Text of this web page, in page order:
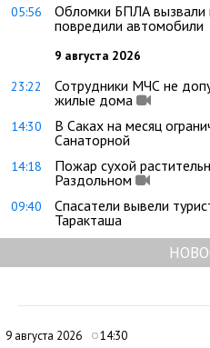
05:56
Обломки БПЛА вызвали
повредили автомобили
9 августа 2026
23:22
Сотрудники МЧС не
жилые дома
14:30
В Саках на месяц
Санаторной
14:18
Пожар сухой
Раздольном
09:40
Спасатели вывели
Таракташа
9 августа 2026 14:30